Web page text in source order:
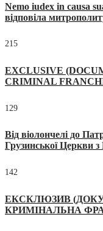
Nemo iudex in causa
відповіла
215
EXCLUSIVE
CRIMINAL
129
Від віолончелі до
Грузинської Церкви
142
ЕКСКЛЮЗИВ
КРИМІНАЛЬНА